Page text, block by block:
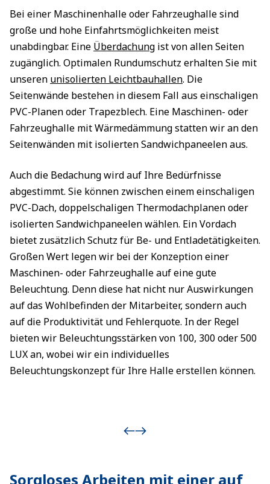
Bei einer Maschinenhalle oder Fahrzeughalle sind
große und hohe Einfahrtsmöglichkeiten meist
unabdingbar. Eine Überdachung ist von allen Seiten
zugänglich. Optimalen Rundumschutz erhalten Sie mit
unseren unisolierten Leichtbauhallen. Die
Seitenwände bestehen in diesem Fall aus einschaligen
PVC-Planen oder Trapezblech. Eine Maschinen- oder
Fahrzeughalle mit Wärmedämmung statten wir an den
Seitenwänden mit isolierten Sandwichpaneelen aus.
Auch die Bedachung wird auf Ihre Bedürfnisse
abgestimmt. Sie können zwischen einem einschaligen
PVC-Dach, doppelschaligen Thermodachplanen oder
isolierten Sandwichpaneelen wählen. Ein Vordach
bietet zusätzlich Schutz für Be- und Entladetätigkeiten.
Großen Wert legen wir bei der Konzeption einer
Maschinen- oder Fahrzeughalle auf eine gute
Beleuchtung. Denn diese hat nicht nur Auswirkungen
auf das Wohlbefinden der Mitarbeiter, sondern auch
auf die Produktivität und Fehlerquote. In der Regel
bieten wir Beleuchtungsstärken von 100, 300 oder 500
LUX an, wobei wir ein individuelles
Beleuchtungskonzept für Ihre Halle erstellen können.
Sorgloses Arbeiten mit einer auf